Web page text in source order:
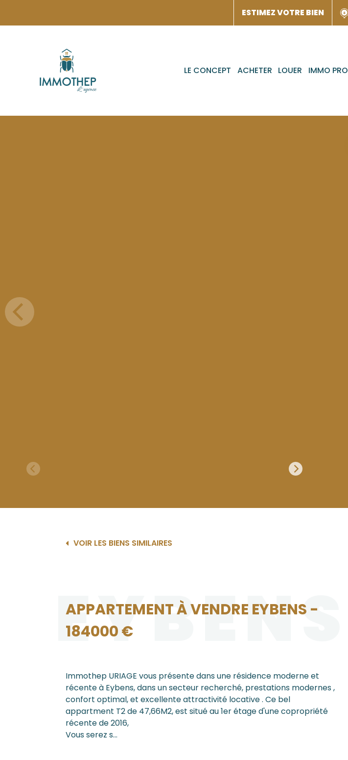
ESTIMEZ VOTRE BIEN
LE CONCEPT ACHETER LOUER IMMO PRO
VOIR LES BIENS SIMILAIRES
EYBENS
APPARTEMENT À VENDRE EYBENS -
184000 €
Immothep URIAGE vous présente dans une résidence moderne et
récente à Eybens, dans un secteur recherché, prestations modernes ,
confort optimal, et excellente attractivité locative . Ce bel
appartment T2 de 47,66M2, est situé au 1er étage d'une copropriété
récente de 2016,
Vous serez s...